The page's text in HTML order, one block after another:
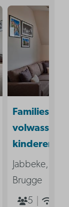
Familiesuite
kinderen
Jabbeke,
Brugge
5